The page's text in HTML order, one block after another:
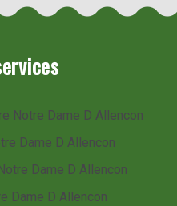
Notre Dame D Allencon
Dame D Allencon
Dame D Allencon
Dame D Allencon